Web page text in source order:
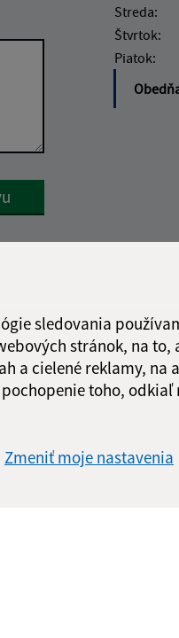
sledovania
stránok, na to,
a cielené reklamy, na
toho, odkiaľ
Zmeniť moje nastavenia
Streda:
Štvrtok:
Piatok: